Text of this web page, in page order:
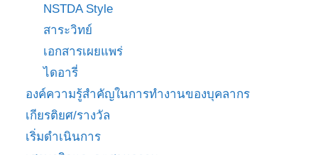
NSTDA Style
สาระวิทย์
เอกสารเผยแพร่
ไดอารี่
องค์ความรู้สำคัญในการทำงานของบุคลากร
เกียรติยศ/รางวัล
เริ่มดำเนินการ